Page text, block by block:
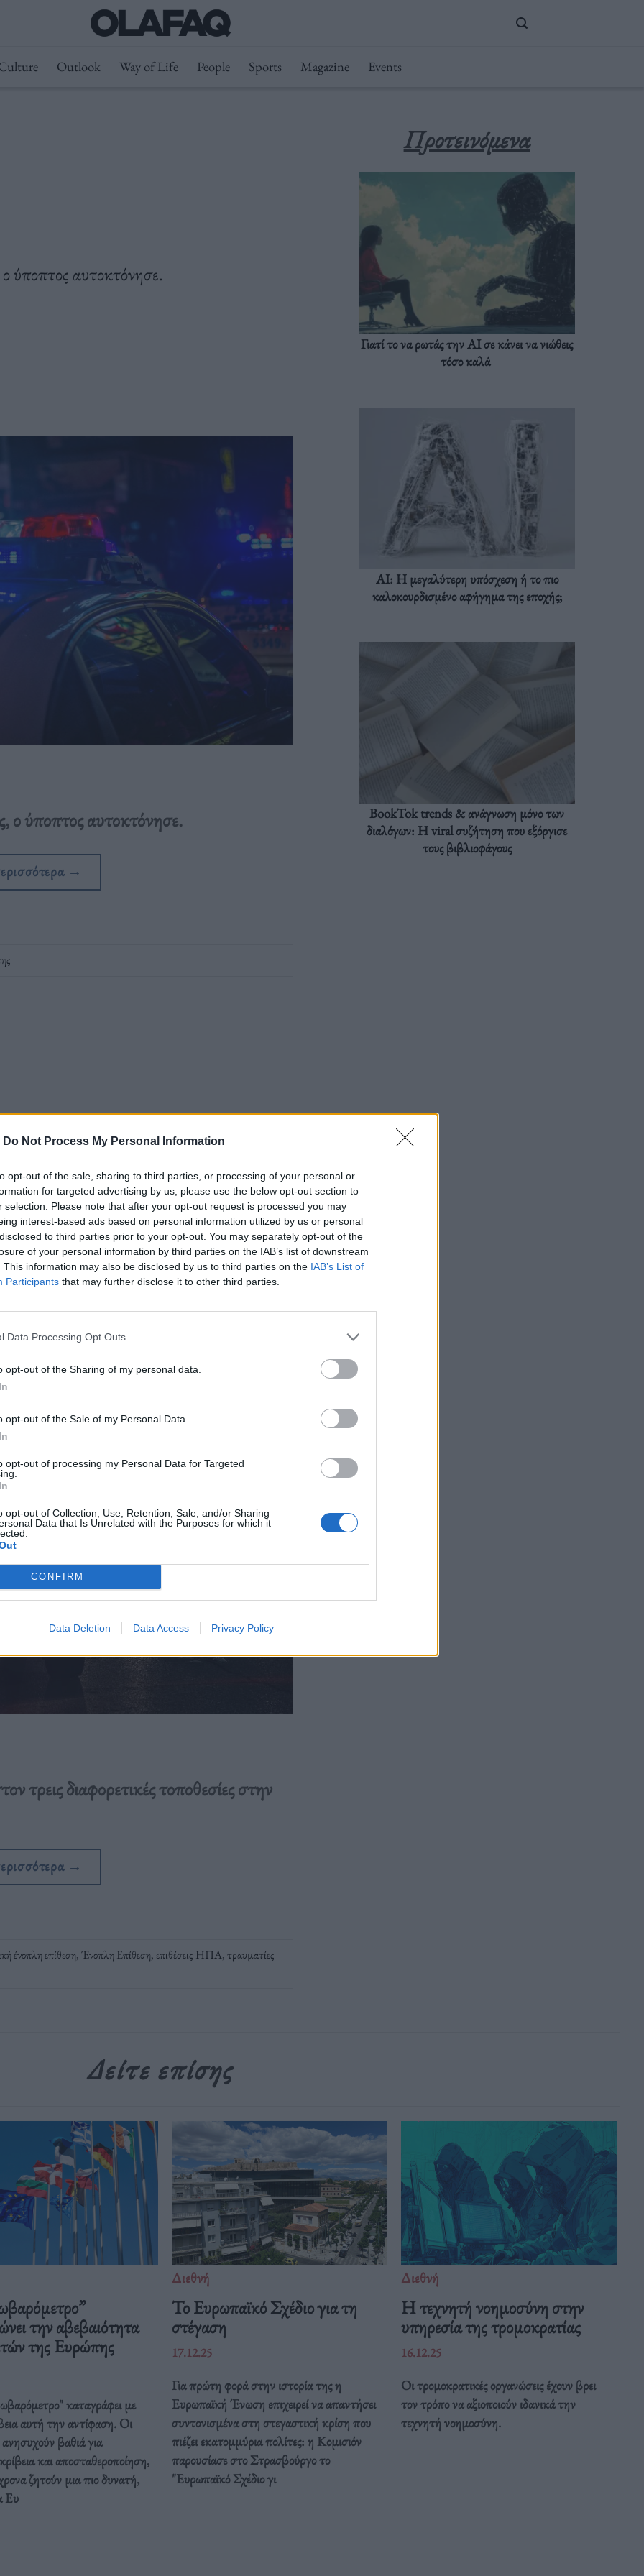
Do Not Process My Personal Information
opt-out of the sale, sharing to third parties, or processing of your personal or
for targeted advertising by us, please use the below opt-out section to
selection. Please note that after your opt-out request is processed you may
interest-based ads based on personal information utilized by us or personal
to third parties prior to your opt-out. You may separately opt-out of the
of your personal information by third parties on the IAB’s list of downstream
This information may also be disclosed by us to third parties on the IAB’s List of
Participants that may further disclose it to other third parties.
Data Processing Opt Outs
opt-out of the Sharing of my personal data.
opt-out of the Sale of my Personal Data.
opt-out of processing my Personal Data for Targeted
opt-out of Collection, Use, Retention, Sale, and/or Sharing
Data that Is Unrelated with the Purposes for which it
CONFIRM
Data Deletion Data Access Privacy Policy
Outlook Way of Life People Sports Magazine Events
ύποπτος αυτοκτόνησε.
ο ύποπτος αυτοκτόνησε.
→
διαφορετικές τοποθεσίες στην
τρεις διαφορετικές τοποθεσίες στην
→
ένοπλη επίθεση,Ένοπλη Επίθεση, επιθέσεις ΗΠΑ,τραυματίες
Προτεινόμενα
Γιατί το να ρωτάς την AI σε κάνει να νιώθεις
τόσο καλά
AI: Η μεγαλύτερη υπόσχεση ή το πιο
καλοκουρδισμένο αφήγημα της εποχής;
BookTok trends & ανάγνωση μόνο των
διαλόγων: Η viral συζήτηση που εξόργισε
τους βιβλιοφάγους
Δείτε επίσης
την αβεβαιότητα
της Ευρώπης
καταγράφει με
αυτή την αντίφαση. Oι
βαθιά για
και αποσταθεροποίηση,
ζητούν μια πιο δυνατή,
Ευ
Διεθνή
Το Ευρωπαϊκό Σχέδιο για τη
στέγαση
17.12.25
Για πρώτη φορά στην ιστορία της η
Ευρωπαϊκή Ένωση επιχειρεί να απαντήσει
συντονισμένα στη στεγαστική κρίση που
πιέζει εκατομμύρια πολίτες: η Κομισιόν
παρουσίασε στο Στρασβούργο το
"Ευρωπαϊκό Σχέδιο γι
Διεθνή
Η τεχνητή νοημοσύνη στην
υπηρεσία της τρομοκρατίας
16.12.25
Οι τρομοκρατικές οργανώσεις έχουν βρει
τον τρόπο να αξιοποιούν ιδανικά την
τεχνητή νοημοσύνη.